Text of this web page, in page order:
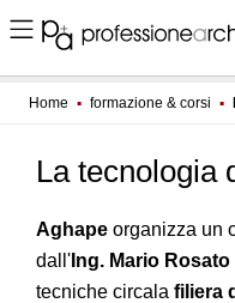
Home ▪ formazione & corsi ▪
La tecnologia
Aghape organizza un
dall' Ing. Mario Rosato
tecniche circala filiera